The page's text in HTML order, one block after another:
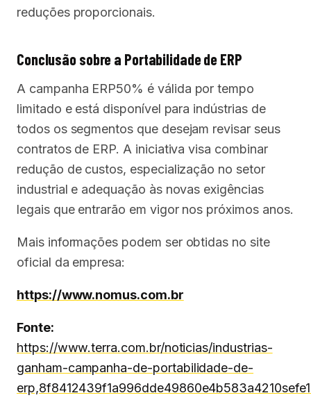
reduções proporcionais.
Conclusão sobre a Portabilidade de ERP
A campanha ERP50% é válida por tempo
limitado e está disponível para indústrias de
todos os segmentos que desejam revisar seus
contratos de ERP. A iniciativa visa combinar
redução de custos, especialização no setor
industrial e adequação às novas exigências
legais que entrarão em vigor nos próximos anos.
Mais informações podem ser obtidas no site
oficial da empresa:
https://www.nomus.com.br
Fonte:
https://www.terra.com.br/noticias/industrias-
ganham-campanha-de-portabilidade-de-